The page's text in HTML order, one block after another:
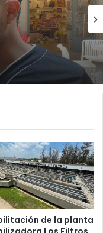
no
de bots
de la planta